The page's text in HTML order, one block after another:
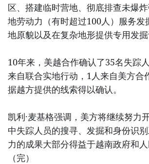
区、搭建临时营地、彻底排查未爆
地劳动力（有时超过100人）服务发
地原貌以及在复杂地形提供专用发掘
10年来，美越合作确认了35名失踪
来自联合实地行动，1人来自美方合
据越方提供的线索得以确认。
凯利·麦基格强调，美方将继续努力
中失踪人员的搜寻、发掘和身份识
力的成果大部分得益于越南政府和人
（完）